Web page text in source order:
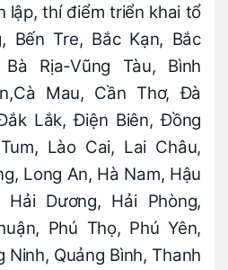
lập, thí điểm triển khai tổ
Bến Tre, Bắc Kạn, Bắc
Rịa-Vũng Tàu, Bình
Mau, Cần Thơ, Đà
Lắk, Điện Biên, Đồng
Lào Cai, Lai Châu,
Long An, Hà Nam, Hậu
Hải Dương, Hải Phòng,
Phú Thọ, Phú Yên,
Ninh, Quảng Bình, Thanh